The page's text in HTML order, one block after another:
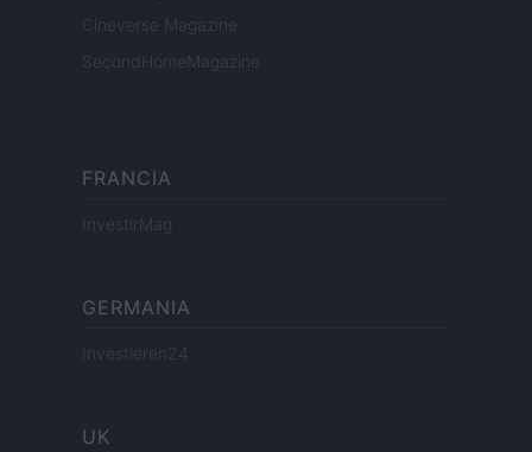
Cineverse Magazine
SecondHomeMagazine
FRANCIA
InvestirMag
GERMANIA
Investieren24
UK